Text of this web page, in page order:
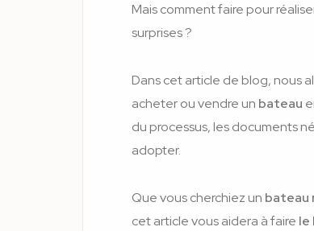
Mais comment faire pour
surprises ?
Dans cet article de blog, nous
acheter ou vendre un bateau
du processus, les documents
adopter.
Que vous cherchiez un bateau
cet article vous aidera à faire le